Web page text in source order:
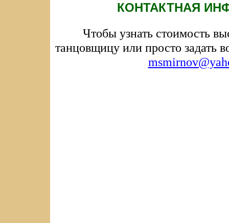
КОНТАКТНАЯ
Чтобы узнать стоимость
танцовщицу или просто задать